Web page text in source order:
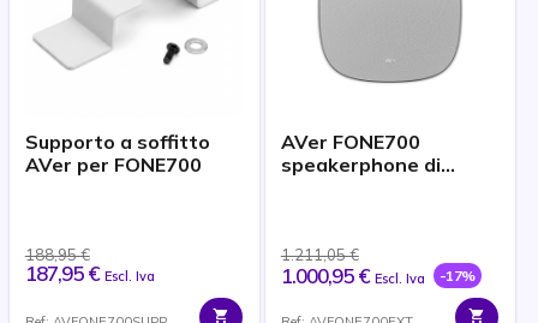
Supporto a soffitto
AVer per FONE700
188,95 €
187,95 € Escl. Iva
AVer FONE700
speakerphone di
1.211,05 €
1.000,95 € Escl. Iva -17%